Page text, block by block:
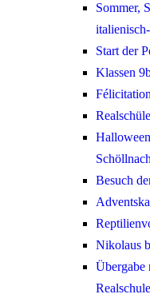
Sommer,
Start der
Klassen
Schöllnach
Besuch
Nikolaus
Übergabe